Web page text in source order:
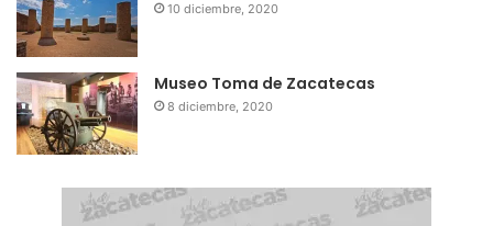
10 diciembre, 2020
Museo Toma de Zacatecas
8 diciembre, 2020